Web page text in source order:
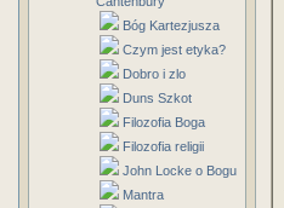
Bóg Kartezjusza
Czym jest etyka?
Dobro i zlo
Duns Szkot
Filozofia Boga
Filozofia religii
John Locke o Bogu
Mantra